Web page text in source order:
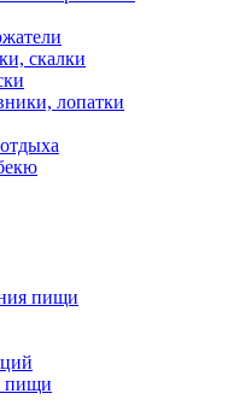
скалки
лопатки
пищи
пищи